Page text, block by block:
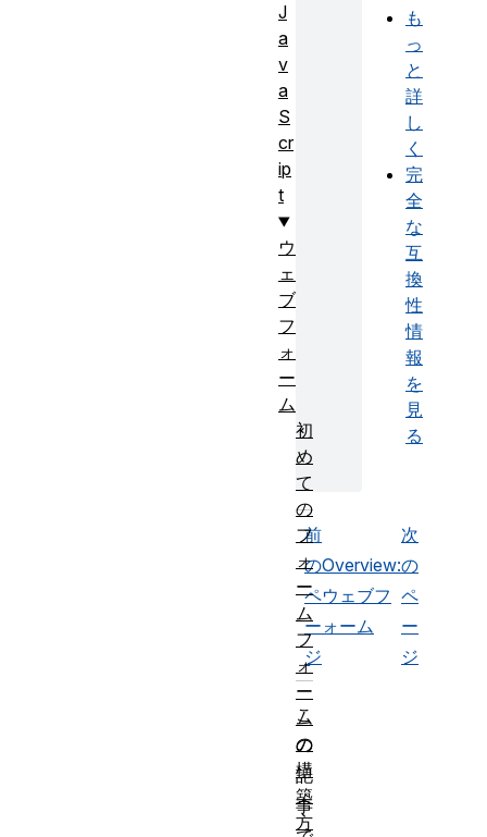
も
っ
と
詳
し
く
完
全
な
互
換
性
情
報
を
見
る
前
の
ペ
ー
ジ
Overview:
ウェブフ
ォーム
次
の
ペ
ー
ジ
こ
の
記
事
J
a
v
a
S
cr
ip
t
ウ
ェ
ブ
フ
ォ
ー
ム
初
め
て
の
フ
ォ
ー
ム
フ
ォ
ー
ム
の
構
築
方